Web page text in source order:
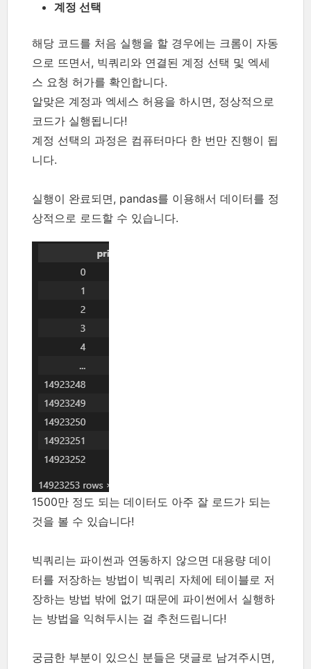
계정 선택
해당 코드를 처음 실행을 할 경우에는 크롬이 자동
으로 뜨면서, 빅쿼리와 연결된 계정 선택 및 엑세
스 요청 허가를 확인합니다.
알맞은 계정과 엑세스 허용을 하시면, 정상적으로
코드가 실행됩니다!
계정 선택의 과정은 컴퓨터마다 한 번만 진행이 됩
니다.
실행이 완료되면, pandas를 이용해서 데이터를 정
상적으로 로드할 수 있습니다.
1500만 정도 되는 데이터도 아주 잘 로드가 되는
것을 볼 수 있습니다!
빅쿼리는 파이썬과 연동하지 않으면 대용량 데이
터를 저장하는 방법이 빅쿼리 자체에 테이블로 저
장하는 방법 밖에 없기 때문에 파이썬에서 실행하
는 방법을 익혀두시는 걸 추천드립니다!
궁금한 부분이 있으신 분들은 댓글로 남겨주시면,